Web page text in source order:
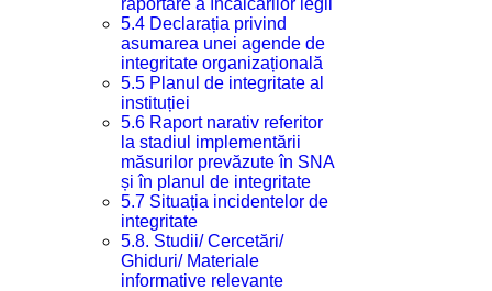
raportare a încălcărilor legii
5.4 Declarația privind
asumarea unei agende de
integritate organizațională
5.5 Planul de integritate al
instituției
5.6 Raport narativ referitor
la stadiul implementării
măsurilor prevăzute în SNA
și în planul de integritate
5.7 Situația incidentelor de
integritate
5.8. Studii/ Cercetări/
Ghiduri/ Materiale
informative relevante